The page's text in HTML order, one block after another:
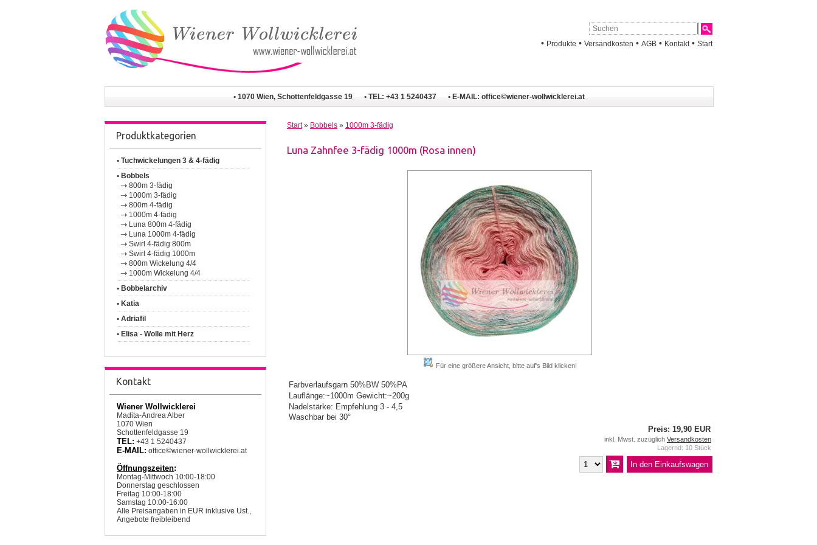
• Produkte • Versandkosten • AGB • Kontakt • Start
• 1070 Wien, Schottenfeldgasse 19 • TEL: +43 1 5240437 • E-MAIL:office©wiener-wollwicklerei.at
Produktkategorien
• Tuchwickelungen 3 & 4-fädig
• Bobbels
800m 3-fädig
1000m 3-fädig
800m 4-fädig
1000m 4-fädig
Luna 800m 4-fädig
Luna 1000m 4-fädig
Swirl 4-fädig 800m
Swirl 4-fädig 1000m
800m Wickelung 4/4
1000m Wickelung 4/4
• Bobbelarchiv
• Katia
• Adriafil
• Elisa - Wolle mit Herz
Kontakt
Wiener Wollwicklerei
Madita-Andrea Alber
1070 Wien
Schottenfeldgasse 19
TEL: +43 1 5240437
E-MAIL: office©wiener-wollwicklerei.at
Öffnungszeiten:
Montag-Mittwoch 10:00-18:00
Donnerstag geschlossen
Freitag 10:00-18:00
Samstag 10:00-16:00
Alle Preisangaben in EUR inklusive Ust.,
Angebote freibleibend
Start» Bobbels » 1000m 3-fädig
Luna Zahnfee 3-fädig 1000m (Rosa innen)
Für eine größere Ansicht, bitte auf's Bild klicken!
Farbverlaufsgarn 50%BW 50%PA
Lauflänge:~1000m Gewicht:~200g
Nadelstärke: Empfehlung 3 - 4,5
Waschbar bei 30°
Preis: 19,90 EUR
inkl. Mwst. zuzüglich Versandkosten
Lagernd: 10 Stück